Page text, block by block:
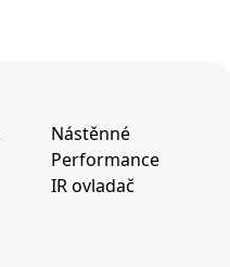
Nástěnné
Performance
IR ovladač